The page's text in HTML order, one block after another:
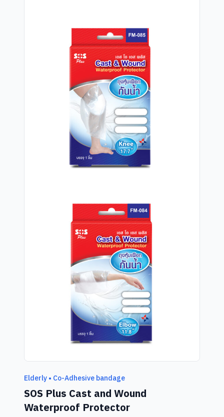
Elderly • Co-Adhesive bandage
SOS Plus Cast and Wound
Waterproof Protector